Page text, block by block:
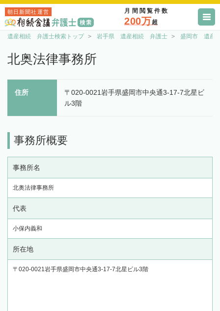
朝日新聞社運営 月間閲覧件数
200万超
遺産相続 弁護士検索トップ 岩手県 遺産相続 弁護士 盛岡市 遺産
北奥法律事務所
住所
〒020-0021岩手県盛岡市中央通3-17-7北星ビ
ル3階
事務所概要
事務所名
北奥法律事務所
代表
小保内義和
所在地
〒020-0021岩手県盛岡市中央通3-17-7北星ビル3階